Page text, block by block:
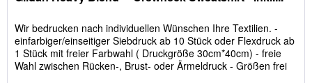
Wir bedrucken nach individuellen Wünschen Ihre Textilien. -
einfarbiger/einseitiger Siebdruck ab 10 Stück oder Flexdruck ab
1 Stück mit freier Farbwahl ( Druckgröße 30cm*40cm) - freie
Wahl zwischen Rücken-, Brust- oder Ärmeldruck - Größen frei